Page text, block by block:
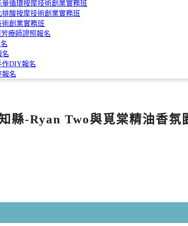
循環按摩技術創業實務班
酸按摩技術創業實務班
創業實務班
療師證照報名
名
作DIY報名
報名
縣-Ryan Two與覓棠精油香氛